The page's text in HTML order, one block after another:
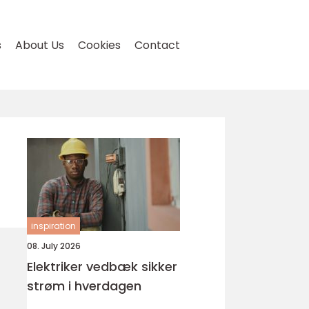
About Us Cookies Contact
inspiration
08. July 2026
Elektriker vedbæk sikker
strøm i hverdagen